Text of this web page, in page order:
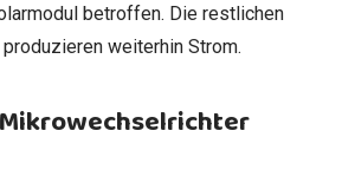
betroffen. Die restlichen
weiterhin Strom.